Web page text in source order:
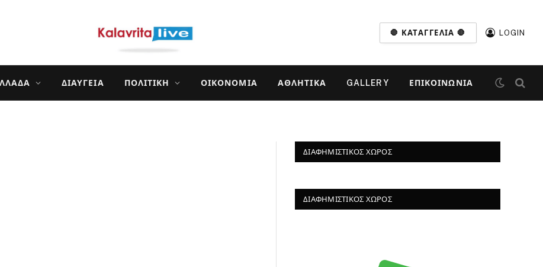
🛑 ΚΑΤΑΓΓΕΛΊΑ 🛑 LOGIN
ΔΙΑΎΓΕΙΑ ΠΟΛΙΤΙΚΉ ΟΙΚΟΝΟΜΊΑ ΑΘΛΗΤΙΚΆ GALLERY ΕΠΙΚΟΙΝΩΝΊΑ
ΔΙΑΦΗΜΙΣΤΙΚΌΣ ΧΏΡΟΣ
ΔΙΑΦΗΜΙΣΤΙΚΌΣ ΧΏΡΟΣ